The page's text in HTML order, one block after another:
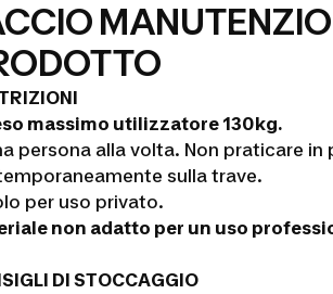
massimo utilizzatore 130kg.
persona alla volta. Non praticare in
sulla trave.
per uso privato.
non adatto per un uso
DI STOCCAGGIO